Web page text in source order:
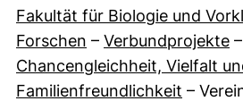
Fakultät für Biologie und
Forschen – Verbundprojekte –
Chancengleichheit, Vielfalt
Familienfreundlichkeit –